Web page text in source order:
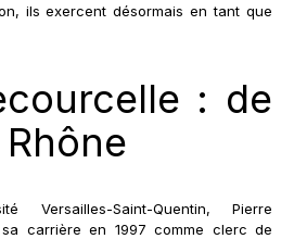
ils exercent désormais en tant que
: de
Rhône
Versailles-Saint-Quentin, Pierre
carrière en 1997 comme clerc de